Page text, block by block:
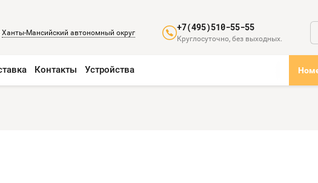
Ханты-Мансийский автономный округ +7(495)510-55-55
Круглосуточно, без выходных.
Контакты Устройства